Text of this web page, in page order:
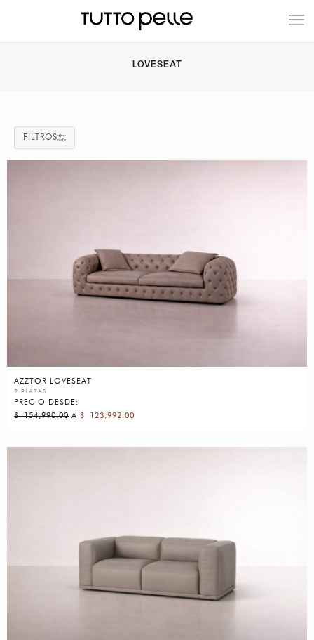
20% EN PRODUCTOS A FABRICACIÓN
LOVESEAT
FILTROS
AZZTOR LOVESEAT
2 PLAZAS
PRECIO DESDE:
$154,990.00 A $ 123,992.00